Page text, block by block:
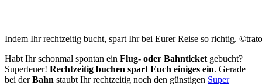
Indem Ihr rechtzeitig bucht, spart Ihr bei Eurer Reise so richtig.
Habt Ihr schonmal spontan ein Flug- oder Bahnticket gebucht?
Superteuer! Rechtzeitig buchen spart Euch einiges ein. Gerade
bei derBahn staubt Ihr rechtzeitig noch den günstigen Super